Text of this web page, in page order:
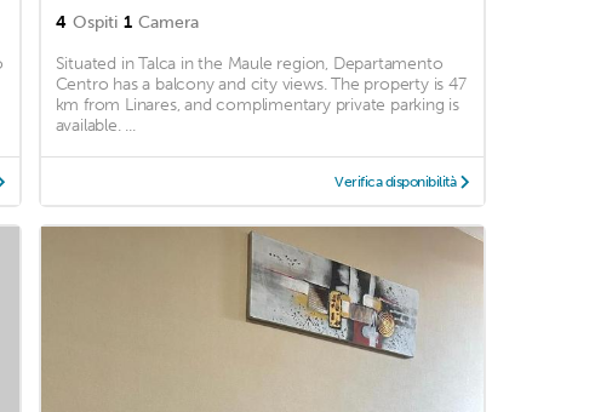
4 Ospiti 1 Camera
Situated in Talca in the Maule region, Departamento
Centro has a balcony and city views. The property is 47
km from Linares, and complimentary private parking is
available. ...
Verifica disponibilità